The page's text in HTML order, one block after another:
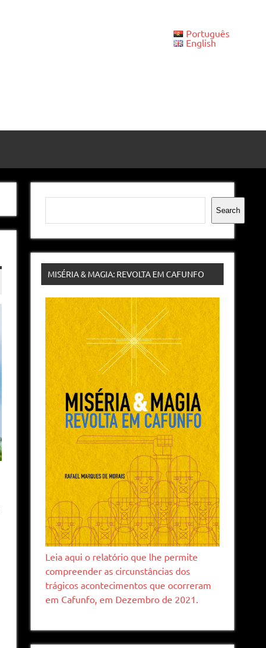
Português
English
Pesquisar
Search
MISÉRIA & MAGIA: REVOLTA EM CAFUNFO
Leia aqui o relatório que lhe permite
compreender as circunstâncias dos
trágicos acontecimentos que ocorreram
em Cafunfo, em Dezembro de 2021.